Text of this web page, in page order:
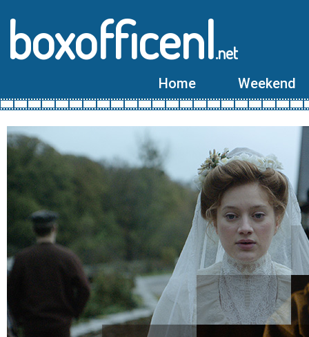
boxofficenl.net
Home Weekend